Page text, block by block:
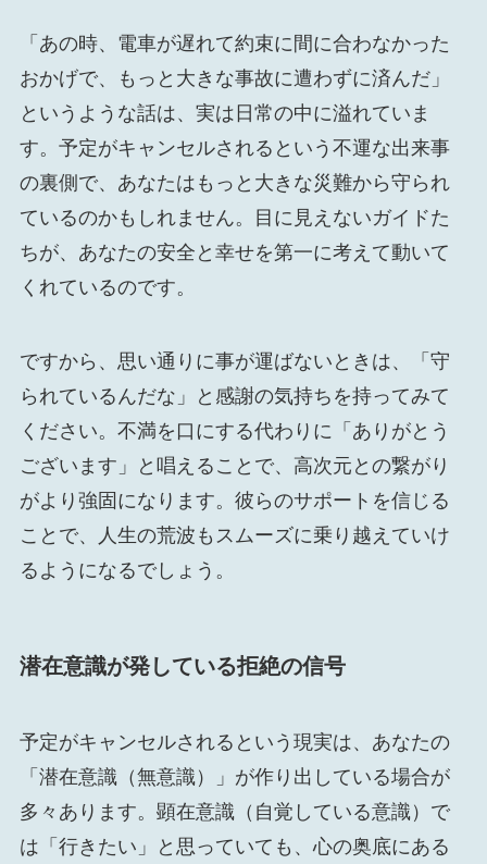
「あの時、電車が遅れて約束に間に合わなかった
おかげで、もっと大きな事故に遭わずに済んだ」
というような話は、実は日常の中に溢れていま
す。予定がキャンセルされるという不運な出来事
の裏側で、あなたはもっと大きな災難から守られ
ているのかもしれません。目に見えないガイドた
ちが、あなたの安全と幸せを第一に考えて動いて
くれているのです。
ですから、思い通りに事が運ばないときは、「守
られているんだな」と感謝の気持ちを持ってみて
ください。不満を口にする代わりに「ありがとう
ございます」と唱えることで、高次元との繋がり
がより強固になります。彼らのサポートを信じる
ことで、人生の荒波もスムーズに乗り越えていけ
るようになるでしょう。
潜在意識が発している拒絶の信号
予定がキャンセルされるという現実は、あなたの
「潜在意識（無意識）」が作り出している場合が
多々あります。顕在意識（自覚している意識）で
は「行きたい」と思っていても、心の奥底にある